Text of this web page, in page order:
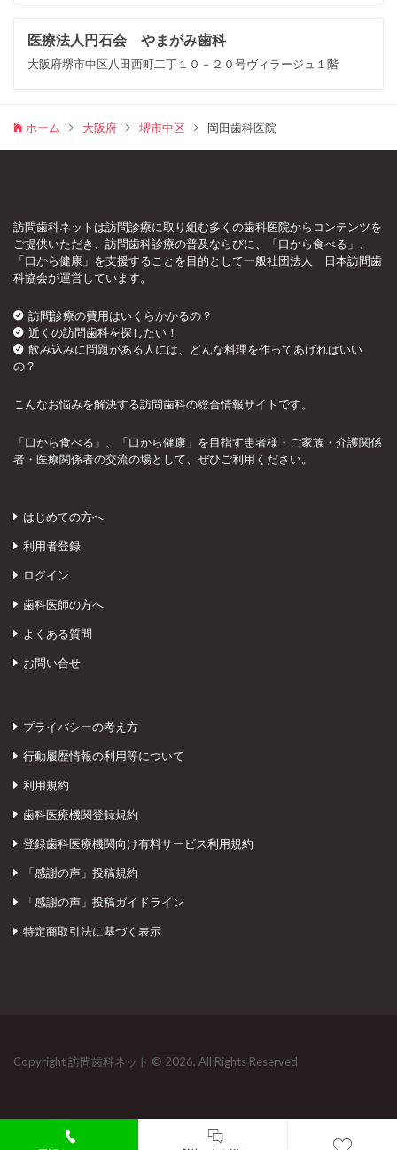
医療法人円石会 やまがみ歯科
大阪府堺市中区八田西町二丁１０－２０号ヴィラージュ１階
ホーム 大阪府 堺市中区 岡田歯科医院
訪問歯科ネットは訪問診療に取り組む多くの歯科医院からコンテンツを
ご提供いただき、訪問歯科診療の普及ならびに、「口から食べる」、
「口から健康」を支援することを目的として一般社団法人 日本訪問歯
科協会が運営しています。
訪問診療の費用はいくらかかるの？
近くの訪問歯科を探したい！
飲み込みに問題がある人には、どんな料理を作ってあげればいい
の？
こんなお悩みを解決する訪問歯科の総合情報サイトです。
「口から食べる」、「口から健康」を目指す患者様・ご家族・介護関係
者・医療関係者の交流の場として、ぜひご利用ください。
はじめての方へ
利用者登録
ログイン
歯科医師の方へ
よくある質問
お問い合せ
プライバシーの考え方
行動履歴情報の利用等について
利用規約
歯科医療機関登録規約
登録歯科医療機関向け有料サービス利用規約
「感謝の声」投稿規約
「感謝の声」投稿ガイドライン
特定商取引法に基づく表示
Copyright 訪問歯科ネット © 2026. All Rights Reserved